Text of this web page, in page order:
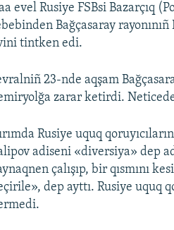
evel Rusiye FSBsi Bazarçıq
Bağçasaray
tintken edi.
23-nde aqşam
zarar ketirdi.
Rusiye uquq
adiseni «diversiya» dep
çalışıp, bir qısmını
dep ayttı. Rusiye uquq